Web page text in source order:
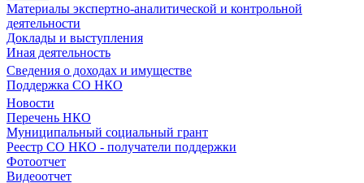
Материалы экспертно-аналитической и контрольной
деятельности
Доклады и выступления
Иная деятельность
Сведения о доходах и имуществе
Поддержка СО НКО
Новости
Перечень НКО
Муниципальный социальный грант
Реестр СО НКО - получатели поддержки
Фотоотчет
Видеоотчет